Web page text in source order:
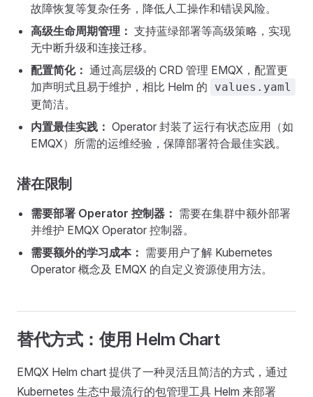
故障恢复等复杂任务，降低人工操作和错误风险。
高级生命周期管理： 支持蓝绿部署等高级策略，实现
无中断升级和连接迁移。
配置简化： 通过高层级的 CRD 管理 EMQX，配置更
加声明式且易于维护，相比 Helm 的
values.yaml
更简洁。
内置最佳实践： Operator 封装了运行有状态应用（如
EMQX）所需的运维经验，保障部署符合最佳实践。
潜在限制
需要部署 Operator 控制器： 需要在集群中额外部署
并维护 EMQX Operator 控制器。
需要额外的学习成本： 需要用户了解 Kubernetes
Operator 概念及 EMQX 的自定义资源使用方法。
替代方式：使用 Helm Chart
EMQX Helm chart 提供了一种灵活且简洁的方式，通过
Kubernetes 生态中最流行的包管理工具 Helm 来部署